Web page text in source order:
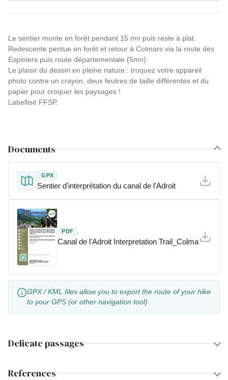
Le sentier monte en forêt pendant 15 mn puis reste à plat.
Redescente pentue en forêt et retour à Colmars via la route des
Espiniers puis route départementale (5mn).
Le plaisir du dessin en pleine nature : troquez votre appareil
photo contre un crayon, deux feutres de taille différentes et du
papier pour croquer les paysages !
Labellisé FFSP.
Documents
GPX
Sentier d'interprétation du canal de l'Adroit
PDF
Canal de l'Adroit Interpretation Trail_Colmars
GPX / KML files allow you to export the route of your hike
to your GPS (or other navigation tool)
Delicate passages
References